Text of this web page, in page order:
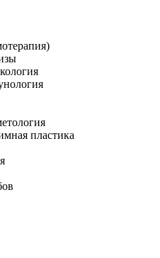
пластика